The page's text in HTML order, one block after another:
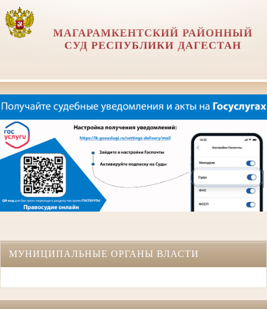
МАГАРАМКЕНТСКИЙ РАЙОННЫЙ
СУД РЕСПУБЛИКИ ДАГЕСТАН
МУНИЦИПАЛЬНЫЕ ОРГАНЫ ВЛАСТИ